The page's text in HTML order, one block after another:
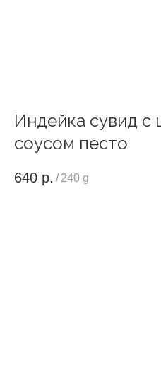
Индейка сувид с
соусом песто
640 р. / 240 g